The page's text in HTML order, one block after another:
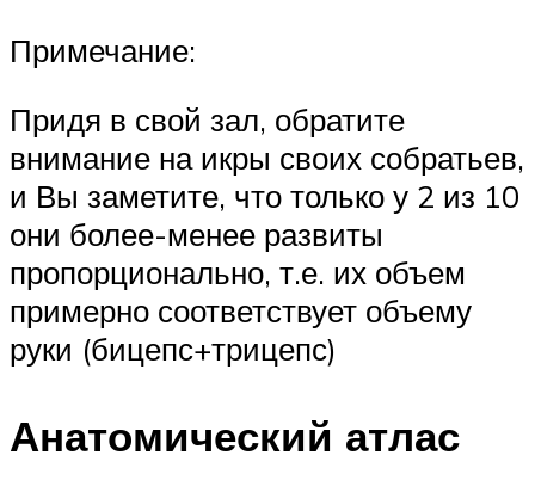
Примечание:
Придя в свой зал, обратите
внимание на икры своих собратьев,
и Вы заметите, что только у 2 из 10
они более-менее развиты
пропорционально, т.е. их объем
примерно соответствует объему
руки (бицепс+трицепс)
Анатомический атлас